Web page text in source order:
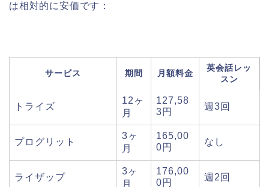
は相対的に安価です：
サービス 期間 月額料金
英会話レッ
スン
トライズ
12ヶ
月
127,58
3円
週3回
プログリット
3ヶ
月
165,00
0円
なし
ライザップ
3ヶ
月
176,00
0円
週2回